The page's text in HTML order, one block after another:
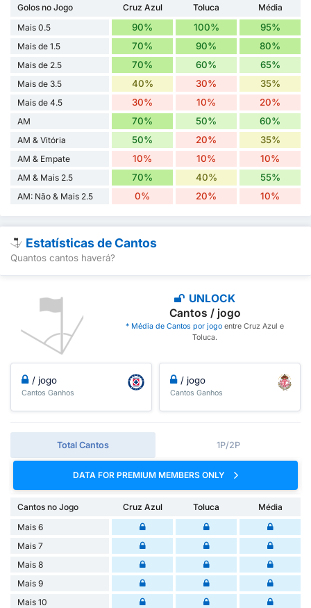
Golos no Jogo Cruz Azul Toluca
Média
Mais 0.5
90% 100% 95%
Mais de 1.5 70% 90% 80%
Mais de 2.5 70% 60% 65%
Mais de 3.5 40% 30% 35%
Mais de 4.5 30% 10% 20%
AM 70% 50% 60%
AM & Vitória 50% 20% 35%
AM & Empate 10% 10% 10%
AM & Mais 2.5 70% 40% 55%
AM: Não & Mais 2.5 0% 20% 10%
Estatísticas de Cantos
Quantos cantos haverá?
UNLOCK
Cantos / jogo
* Média de Cantos por jogo entre Cruz Azul e
Toluca.
/ jogo
Cantos Ganhos
/ jogo
Cantos Ganhos
Total Cantos 1P/2P
DATA FOR PREMIUM MEMBERS ONLY
Cantos no Jogo Cruz Azul Toluca
Média
Mais 6
Mais 7
Mais 8
Mais 9
Mais 10